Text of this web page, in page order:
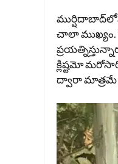
చాలా ముఖ్యం.
క్లిష్టమో
ద్వారా మాత్రమే